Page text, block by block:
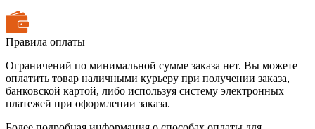
Правила оплаты
Ограничений по минимальной сумме заказа нет. Вы можете
оплатить товар наличными курьеру при получении заказа,
банковской картой, либо используя систему электронных
платежей при оформлении заказа.